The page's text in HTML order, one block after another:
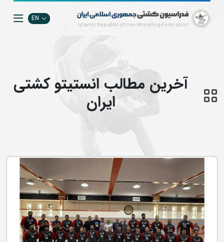
EN
آخرین مطالب انستيتو كشتي
ايران